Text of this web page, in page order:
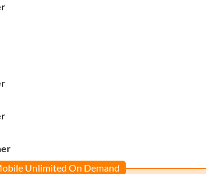
Unlimited On Demand